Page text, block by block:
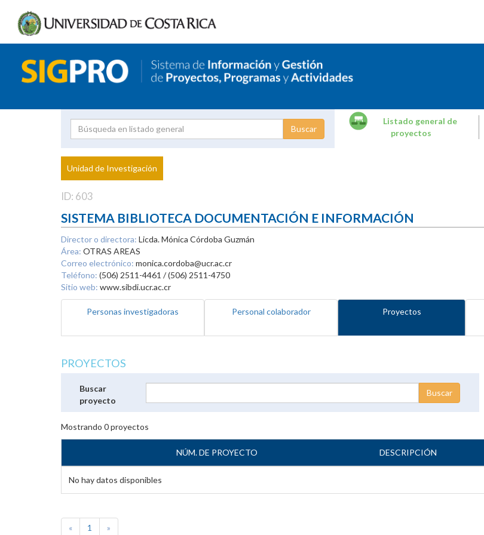
Proyecto
Investigador
Listado general de
proyectos
Unidad de Investigación
ID: 603
SISTEMA BIBLIOTECA DOCUMENTACIÓN E INFORMACIÓN
Director o directora: Licda. Mónica Córdoba Guzmán
Área: OTRAS AREAS
Correo electrónico: monica.cordoba@ucr.ac.cr
Teléfono: (506) 2511-4461 / (506) 2511-4750
Sitio web: www.sibdi.ucr.ac.cr
Personas investigadoras Personal colaborador Proyectos
PROYECTOS
Buscar
proyecto
Mostrando 0proyectos
NÚM. DE PROYECTO DESCRIPCIÓN
No hay datos disponibles
« 1 »